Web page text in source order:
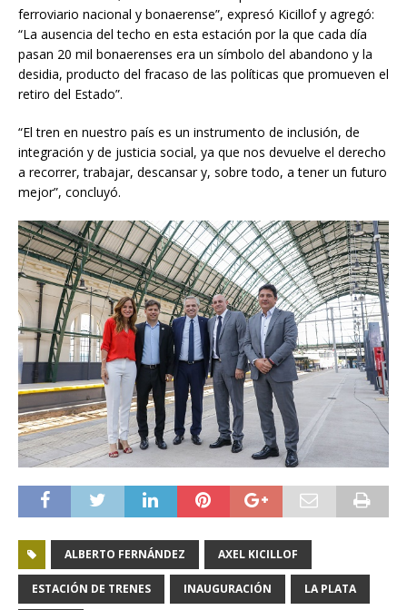
ferroviario nacional y bonaerense”, expresó Kicillof y agregó:
“La ausencia del techo en esta estación por la que cada día
pasan 20 mil bonaerenses era un símbolo del abandono y la
desidia, producto del fracaso de las políticas que promueven el
retiro del Estado”.
“El tren en nuestro país es un instrumento de inclusión, de
integración y de justicia social, ya que nos devuelve el derecho
a recorrer, trabajar, descansar y, sobre todo, a tener un futuro
mejor”, concluyó.
ALBERTO FERNÁNDEZ AXEL KICILLOF
ESTACIÓN DE TRENES INAUGURACIÓN LA PLATA